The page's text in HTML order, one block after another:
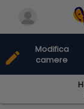
edit
Modifica
camere